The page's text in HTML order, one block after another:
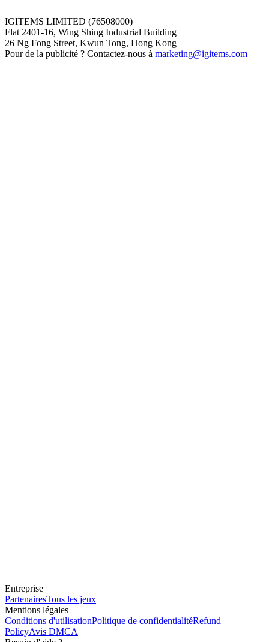
IGITEMS LIMITED (76508000)
Flat 2401-16, Wing Shing Industrial Building
26 Ng Fong Street, Kwun Tong, Hong Kong
Pour de la publicité ? Contactez-nous à marketing@igitems.com
Entreprise
PartenairesTous les jeux
Mentions légales
Conditions d'utilisationPolitique de confidentialitéRefund
PolicyAvis DMCA